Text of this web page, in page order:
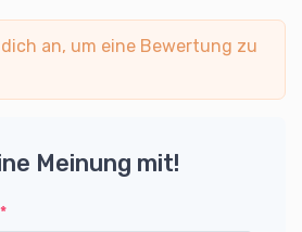
an, um eine Bewertung zu
Meinung mit!
*